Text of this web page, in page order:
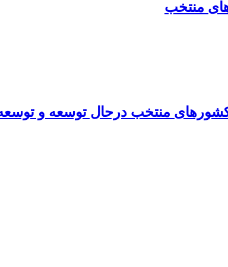
منتخب
کشورهای منتخب درحال توسعه و توسعه